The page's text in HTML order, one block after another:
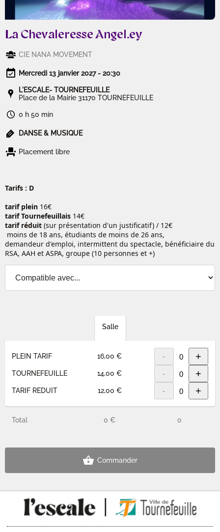
La Chevaleresse Angel.ey
CIE NANA MOVEMENT
Mercredi 13 janvier 2027 - 20:30
L'ESCALE- TOURNEFEUILLE
Place de la Mairie 31170 TOURNEFEUILLE
0 h 50 min
DANSE & MUSIQUE
Placement libre
Tarifs : D
tarif plein 16€
tarif Tournefeuillais14€
tarif réduit (sur présentation d'un justificatif) / 12€
moins de 18 ans, étudiants de moins de 26 ans,
demandeur d'emploi, intermittent du spectacle, bénéficiaire du
RSA, AAH et ASPA, groupe (10 personnes et +)
Salle
PLEIN TARIF 16,00 € - +
TOURNEFEUILLE 14,00 € - +
TARIF REDUIT 12,00 € - +
Total 0 € 0
Commander